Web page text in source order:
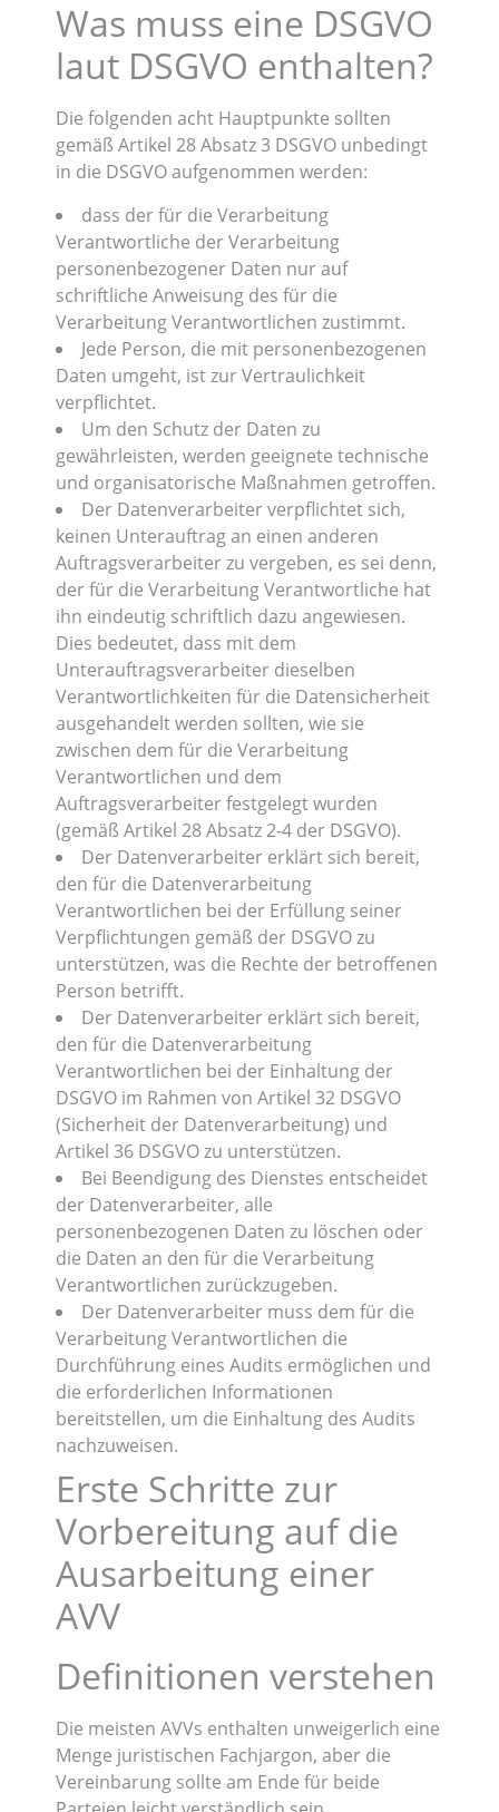
Was muss eine DSGVO
laut DSGVO enthalten?
Die folgenden acht Hauptpunkte sollten
gemäß Artikel 28 Absatz 3 DSGVO unbedingt
in die DSGVO aufgenommen werden:
dass der für die Verarbeitung
Verantwortliche der Verarbeitung
personenbezogener Daten nur auf
schriftliche Anweisung des für die
Verarbeitung Verantwortlichen zustimmt.
Jede Person, die mit personenbezogenen
Daten umgeht, ist zur Vertraulichkeit
verpflichtet.
Um den Schutz der Daten zu
gewährleisten, werden geeignete technische
und organisatorische Maßnahmen getroffen.
Der Datenverarbeiter verpflichtet sich,
keinen Unterauftrag an einen anderen
Auftragsverarbeiter zu vergeben, es sei denn,
der für die Verarbeitung Verantwortliche hat
ihn eindeutig schriftlich dazu angewiesen.
Dies bedeutet, dass mit dem
Unterauftragsverarbeiter dieselben
Verantwortlichkeiten für die Datensicherheit
ausgehandelt werden sollten, wie sie
zwischen dem für die Verarbeitung
Verantwortlichen und dem
Auftragsverarbeiter festgelegt wurden
(gemäß Artikel 28 Absatz 2-4 der DSGVO).
Der Datenverarbeiter erklärt sich bereit,
den für die Datenverarbeitung
Verantwortlichen bei der Erfüllung seiner
Verpflichtungen gemäß der DSGVO zu
unterstützen, was die Rechte der betroffenen
Person betrifft.
Der Datenverarbeiter erklärt sich bereit,
den für die Datenverarbeitung
Verantwortlichen bei der Einhaltung der
DSGVO im Rahmen von Artikel 32 DSGVO
(Sicherheit der Datenverarbeitung) und
Artikel 36 DSGVO zu unterstützen.
Bei Beendigung des Dienstes entscheidet
der Datenverarbeiter, alle
personenbezogenen Daten zu löschen oder
die Daten an den für die Verarbeitung
Verantwortlichen zurückzugeben.
Der Datenverarbeiter muss dem für die
Verarbeitung Verantwortlichen die
Durchführung eines Audits ermöglichen und
die erforderlichen Informationen
bereitstellen, um die Einhaltung des Audits
nachzuweisen.
Erste Schritte zur
Vorbereitung auf die
Ausarbeitung einer
AVV
Definitionen verstehen
Die meisten AVVs enthalten unweigerlich eine
Menge juristischen Fachjargon, aber die
Vereinbarung sollte am Ende für beide